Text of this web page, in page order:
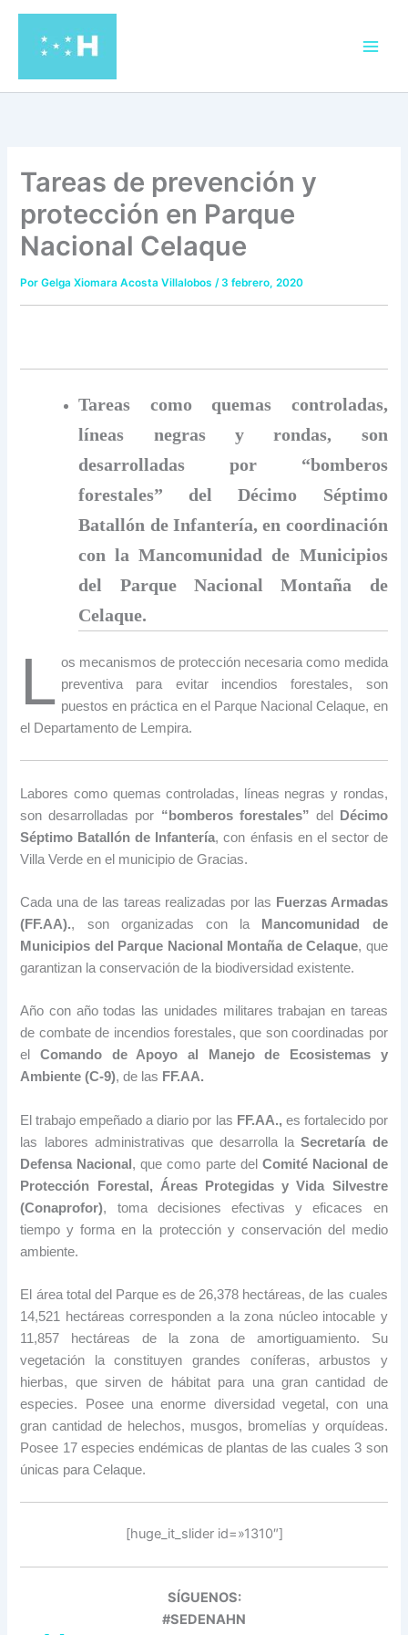
contenido
Tareas de prevención y
protección en Parque
Nacional Celaque
PorGelga Xiomara Acosta Villalobos/3 febrero, 2020
Tareas como quemas controladas,
líneas negras y rondas, son
desarrolladas por “bomberos
forestales” del Décimo Séptimo
Batallón de Infantería, en coordinación
con la Mancomunidad de Municipios
del Parque Nacional Montaña de
Celaque.
L os mecanismos de protección necesaria como medida
preventiva para evitar incendios forestales, son
puestos en práctica en el Parque Nacional Celaque, en
el Departamento de Lempira.
Labores como quemas controladas, líneas negras y rondas,
son desarrolladas por “bomberos forestales” del
Décimo
Séptimo Batallón de Infantería, con énfasis en el sector de
Villa Verde en el municipio de Gracias.
Cada una de las tareas realizadas por las Fuerzas Armadas
(FF.AA)., son organizadas con la
Mancomunidad de
Municipios del Parque Nacional Montaña de Celaque, que
garantizan la conservación de la biodiversidad existente.
Año con año todas las unidades militares trabajan en tareas
de combate de incendios forestales, que son coordinadas por
elComando de Apoyo al Manejo de Ecosistemas y
Ambiente (C-9), de las FF.AA.
El trabajo empeñado a diario por las FF.AA., es fortalecido por
las labores administrativas que desarrolla laSecretaría de
Defensa Nacional , que como parte del Comité Nacional de
Protección Forestal, Áreas Protegidas y Vida Silvestre
(Conaprofor), toma decisiones efectivas y eficaces en
tiempo y forma en la protección y conservación del medio
ambiente.
El área total del Parque es de 26,378 hectáreas, de las cuales
14,521 hectáreas corresponden a la zona núcleo intocable y
11,857 hectáreas de la zona de amortiguamiento. Su
vegetación la constituyen grandes coníferas, arbustos y
hierbas, que sirven de hábitat para una gran cantidad de
especies. Posee una enorme diversidad vegetal, con una
gran cantidad de helechos, musgos, bromelías y orquídeas.
Posee 17 especies endémicas de plantas de las cuales 3 son
únicas para Celaque.
[huge_it_slider id=»1310″]
SÍGUENOS:
#SEDENAHN